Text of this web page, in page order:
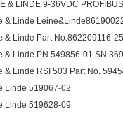
& LINDE 9-36VDC
& Linde
& Linde Part No.862209116-
& Linde PN.549856-01
& Linde RSI 503 Part No.
Linde 519067-02
Linde 519628-09